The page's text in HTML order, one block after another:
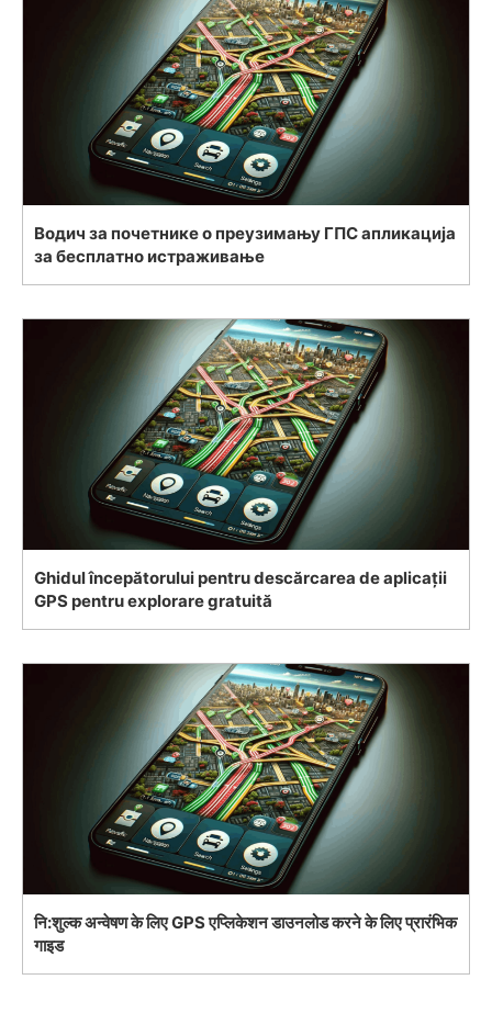
Водич за почетнике о преузимању ГПС апликација
за бесплатно истраживање
Ghidul începătorului pentru descărcarea de aplicații
GPS pentru explorare gratuită
नि:शुल्क अन्वेषण के लिए GPS एप्लिकेशन डाउनलोड करने के लिए प्रारंभिक
गाइड